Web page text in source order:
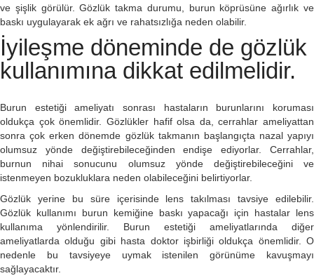
ve şişlik görülür. Gözlük takma durumu, burun köprüsüne ağırlık ve
baskı uygulayarak ek ağrı ve rahatsızlığa neden olabilir.
İyileşme döneminde de gözlük
kullanımına dikkat edilmelidir.
Burun estetiği ameliyatı sonrası hastaların burunlarını koruması
oldukça çok önemlidir. Gözlükler hafif olsa da, cerrahlar ameliyattan
sonra çok erken dönemde gözlük takmanın başlangıçta nazal yapıyı
olumsuz yönde değiştirebileceğinden endişe ediyorlar. Cerrahlar,
burnun nihai sonucunu olumsuz yönde değiştirebileceğini ve
istenmeyen bozukluklara neden olabileceğini belirtiyorlar.
Gözlük yerine bu süre içerisinde lens takılması tavsiye edilebilir.
Gözlük kullanımı burun kemiğine baskı yapacağı için hastalar lens
kullanıma yönlendirilir. Burun estetiği ameliyatlarında diğer
ameliyatlarda olduğu gibi hasta doktor işbirliği oldukça önemlidir. O
nedenle bu tavsiyeye uymak istenilen görünüme kavuşmayı
sağlayacaktır.